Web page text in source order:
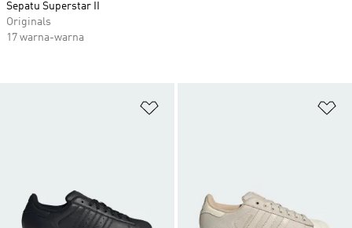
Sepatu Superstar II
Originals
17 warna-warna